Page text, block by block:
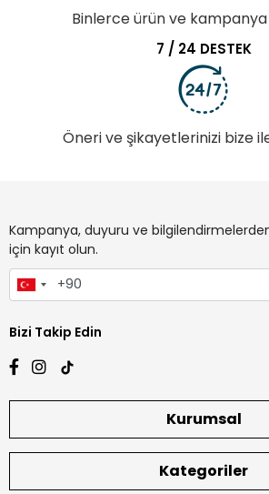
Binlerce ürün ve
7 / 24 DESTEK
Öneri ve şikayetlerinizi bize
Kampanya, duyuru ve
için kayıt olun.
Bizi Takip Edin
Kurumsal
Kategoriler